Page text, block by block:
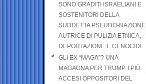
SONO GRADITI ISRAELIANI E
SOSTENITORI DELLA
SUDDETTA PSEUDO-NAZIONE
AUTRICE DI PULIZIA ETNICA,
DEPORTAZIONE E GENOCIDI
GLI EX “MAGA”? UNA
MAGAGNA PER TRUMP. I PIÙ
ACCESI OPPOSITORI DEL